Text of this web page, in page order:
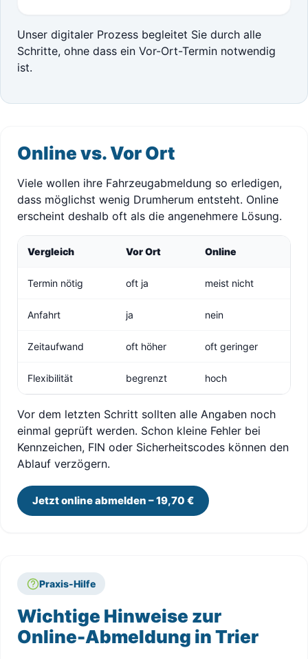
Unser digitaler Prozess begleitet Sie durch alle
Schritte, ohne dass ein Vor-Ort-Termin notwendig
ist.
Online vs. Vor Ort
Viele wollen ihre Fahrzeugabmeldung so erledigen,
dass möglichst wenig Drumherum entsteht. Online
erscheint deshalb oft als die angenehmere Lösung.
Vergleich Vor Ort Online
Termin nötig oft ja meist nicht
Anfahrt ja nein
Zeitaufwand oft höher oft geringer
Flexibilität begrenzt hoch
Vor dem letzten Schritt sollten alle Angaben noch
einmal geprüft werden. Schon kleine Fehler bei
Kennzeichen, FIN oder Sicherheitscodes können den
Ablauf verzögern.
Jetzt online abmelden – 19,70 €
Praxis-Hilfe
Wichtige Hinweise zur
Online-Abmeldung in Trier